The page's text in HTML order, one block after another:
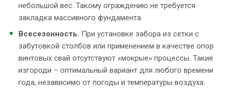
небольшой вес. Такому ограждению не требуется
закладка массивного фундамента.
Всесезонность. При установке забора из сетки с
забутовкой столбов или применением в качестве опор
винтовых свай отсутствуют «мокрые» процессы. Такие
изгороди – оптимальный вариант для любого времени
года, независимо от погоды и температуры воздуха.